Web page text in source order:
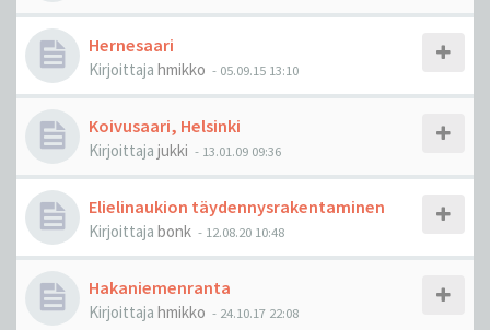
Hernesaari
Kirjoittaja hmikko - 05.09.15 13:10
Koivusaari, Helsinki
Kirjoittaja jukki - 13.01.09 09:36
Elielinaukion täydennysrakentaminen
Kirjoittaja bonk - 12.08.20 10:48
Hakaniemenranta
Kirjoittaja hmikko - 24.10.17 22:08